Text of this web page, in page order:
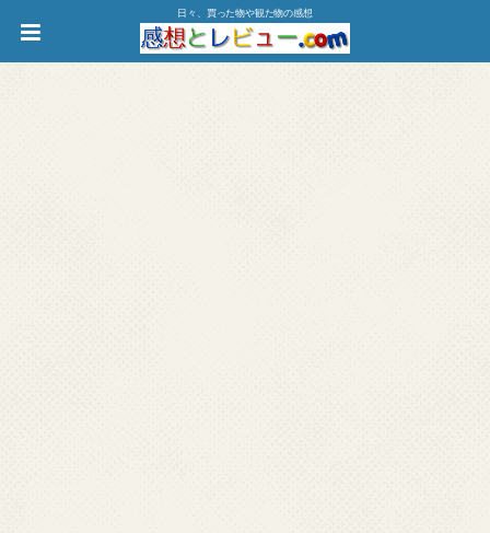
日々、買った物や観た物の感想